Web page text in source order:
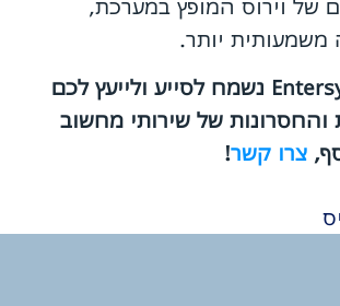
של וירוס המופץ במערכת,
משמעותית יותר.
אנו בחברת Entersys נשמח לסייע ולייעץ לכם
והחסרונות של שירותי מחשוב
צרו קשר!